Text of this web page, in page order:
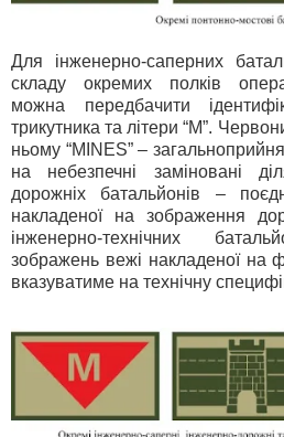
Для інженерно-саперних
складу окремих полків
можна передбачити
трикутника та літери “М”.
ньому “MINES” –
на небезпечні заміновані
дорожніх батальйонів –
накладеної на зображення
інженерно-технічних
зображень вежі накладеної на
вказуватиме на технічну